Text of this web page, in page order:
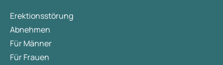
Erektionsstörung
Abnehmen
Für Männer
Für Frauen